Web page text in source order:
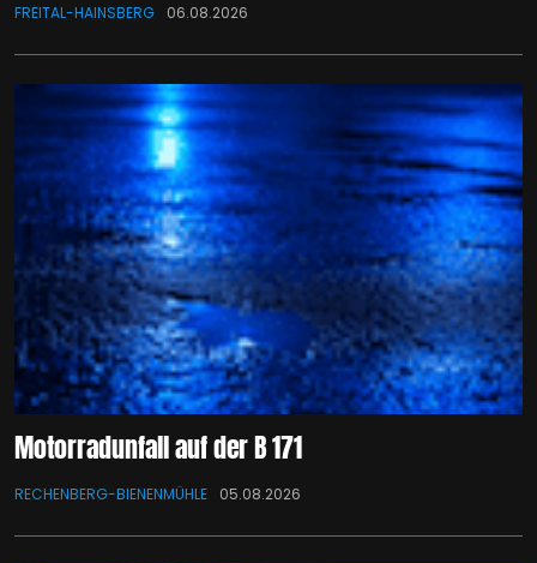
FREITAL-HAINSBERG 06.08.2026
Motorradunfall auf der B 171
RECHENBERG-BIENENMÜHLE 05.08.2026